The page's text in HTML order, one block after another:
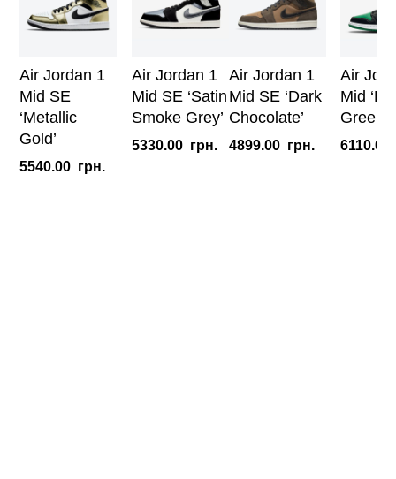
кількість
Air Jordan 1
Mid SE
‘Metallic
Gold’
5540.00 грн.
Air Jordan 1
Mid SE ‘Satin
Smoke Grey’
5330.00 грн.
Air Jordan 1
Mid SE ‘Dark
Chocolate’
4899.00 грн.
Air
Mid
Green’
6110.00